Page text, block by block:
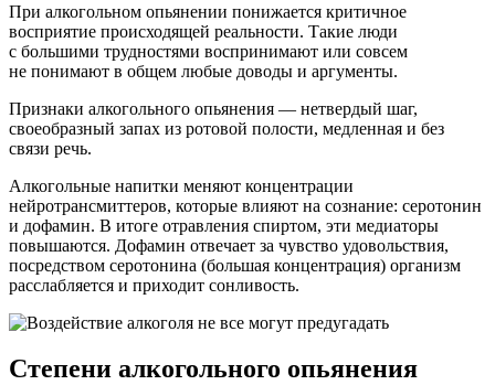
При алкогольном опьянении понижается критичное
восприятие происходящей реальности. Такие люди
с большими трудностями воспринимают или совсем
не понимают в общем любые доводы и аргументы.
Признаки алкогольного опьянения — нетвердый шаг,
своеобразный запах из ротовой полости, медленная и без
связи речь.
Алкогольные напитки меняют концентрации
нейротрансмиттеров, которые влияют на сознание: серотонин
и дофамин. В итоге отравления спиртом, эти медиаторы
повышаются. Дофамин отвечает за чувство удовольствия,
посредством серотонина (большая концентрация) организм
расслабляется и приходит сонливость.
Степени алкогольного опьянения